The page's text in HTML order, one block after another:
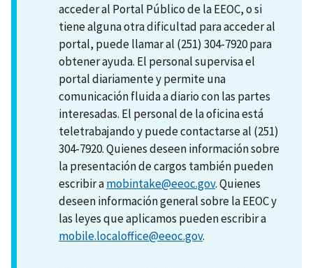
acceder al Portal Público de la EEOC, o si
tiene alguna otra dificultad para acceder al
portal, puede llamar al (251) 304-7920 para
obtener ayuda. El personal supervisa el
portal diariamente y permite una
comunicación fluida a diario con las partes
interesadas. El personal de la oficina está
teletrabajando y puede contactarse al (251)
304-7920. Quienes deseen información sobre
la presentación de cargos también pueden
escribir amobintake@eeoc.gov. Quienes
deseen información general sobre la EEOC y
las leyes que aplicamos pueden escribir a
mobile.localoffice@eeoc.gov.